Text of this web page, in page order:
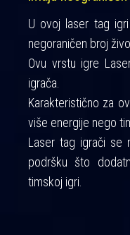
U ovoj laser tag
negoraničen broj
Ovu vrstu igre
igrača.
Karakteristično za
više energije nego
Laser tag igrači se
podršku što
timskoj igri.